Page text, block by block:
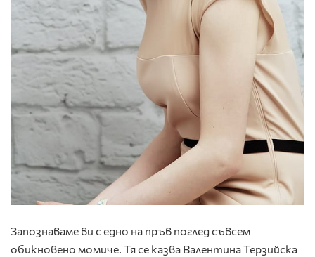
Запознаваме ви с едно на пръв поглед съвсем
обикновено момиче. Тя се казва Валентина Терзийска